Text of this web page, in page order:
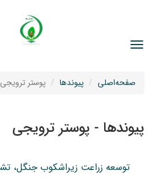
صفحه‌اصلی پیوندها پوستر ترویجی
پیوندها - پوستر ترویجی